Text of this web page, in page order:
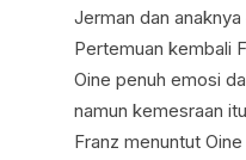
Jerman dan
Pertemuan kembali
Oine penuh emosi
namun kemesraan
Franz menuntut